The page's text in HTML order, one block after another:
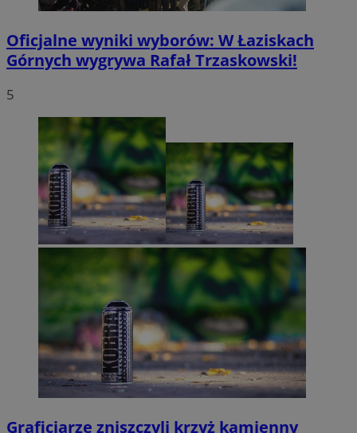
Oficjalne wyniki wyborów: W Łaziskach
Górnych wygrywa Rafał Trzaskowski!
5
Graficiarze zniszczyli krzyż kamienny